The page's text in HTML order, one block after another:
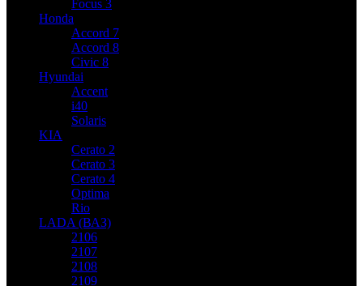
Focus 3
Honda
Accord 7
Accord 8
Civic 8
Hyundai
Accent
i40
Solaris
KIA
Cerato 2
Cerato 3
Cerato 4
Optima
Rio
LADA (ВАЗ)
2106
2107
2108
2109